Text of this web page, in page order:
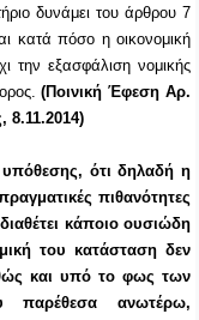
δυνάμει του άρθρου 7
κατά πόσο η οικονομική
την εξασφάλιση νομικής
(Ποινική Έφεση Αρ.
8.11.2014)
ότι δηλαδή η
πιθανότητες
κάποιο ουσιώδη
του κατάσταση δεν
και υπό το φως των
παρέθεσα ανωτέρω,